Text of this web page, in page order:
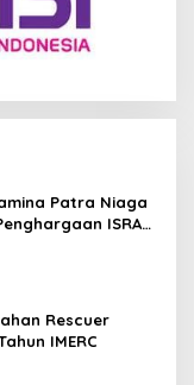
Patra Niaga
ISRA
Rescuer
IMERC